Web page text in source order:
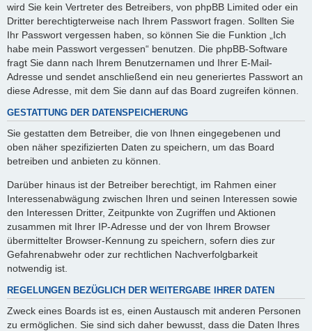
wird Sie kein Vertreter des Betreibers, von phpBB Limited oder ein
Dritter berechtigterweise nach Ihrem Passwort fragen. Sollten Sie
Ihr Passwort vergessen haben, so können Sie die Funktion „Ich
habe mein Passwort vergessen“ benutzen. Die phpBB-Software
fragt Sie dann nach Ihrem Benutzernamen und Ihrer E-Mail-
Adresse und sendet anschließend ein neu generiertes Passwort an
diese Adresse, mit dem Sie dann auf das Board zugreifen können.
GESTATTUNG DER DATENSPEICHERUNG
Sie gestatten dem Betreiber, die von Ihnen eingegebenen und
oben näher spezifizierten Daten zu speichern, um das Board
betreiben und anbieten zu können.
Darüber hinaus ist der Betreiber berechtigt, im Rahmen einer
Interessenabwägung zwischen Ihren und seinen Interessen sowie
den Interessen Dritter, Zeitpunkte von Zugriffen und Aktionen
zusammen mit Ihrer IP-Adresse und der von Ihrem Browser
übermittelter Browser-Kennung zu speichern, sofern dies zur
Gefahrenabwehr oder zur rechtlichen Nachverfolgbarkeit
notwendig ist.
REGELUNGEN BEZÜGLICH DER WEITERGABE IHRER DATEN
Zweck eines Boards ist es, einen Austausch mit anderen Personen
zu ermöglichen. Sie sind sich daher bewusst, dass die Daten Ihres